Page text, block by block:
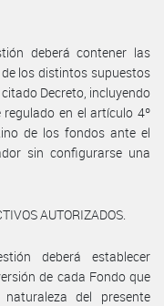
deberá contener las
los distintos supuestos
Decreto, incluyendo
en el artículo 4º
de los fondos ante el
sin configurarse una
AUTORIZADOS.
deberá establecer
de cada Fondo que
del presente